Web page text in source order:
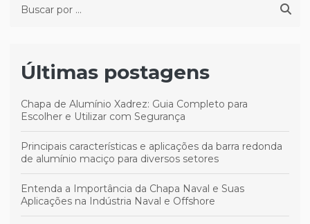
Últimas postagens
Chapa de Alumínio Xadrez: Guia Completo para
Escolher e Utilizar com Segurança
Principais características e aplicações da barra redonda
de alumínio maciço para diversos setores
Entenda a Importância da Chapa Naval e Suas
Aplicações na Indústria Naval e Offshore